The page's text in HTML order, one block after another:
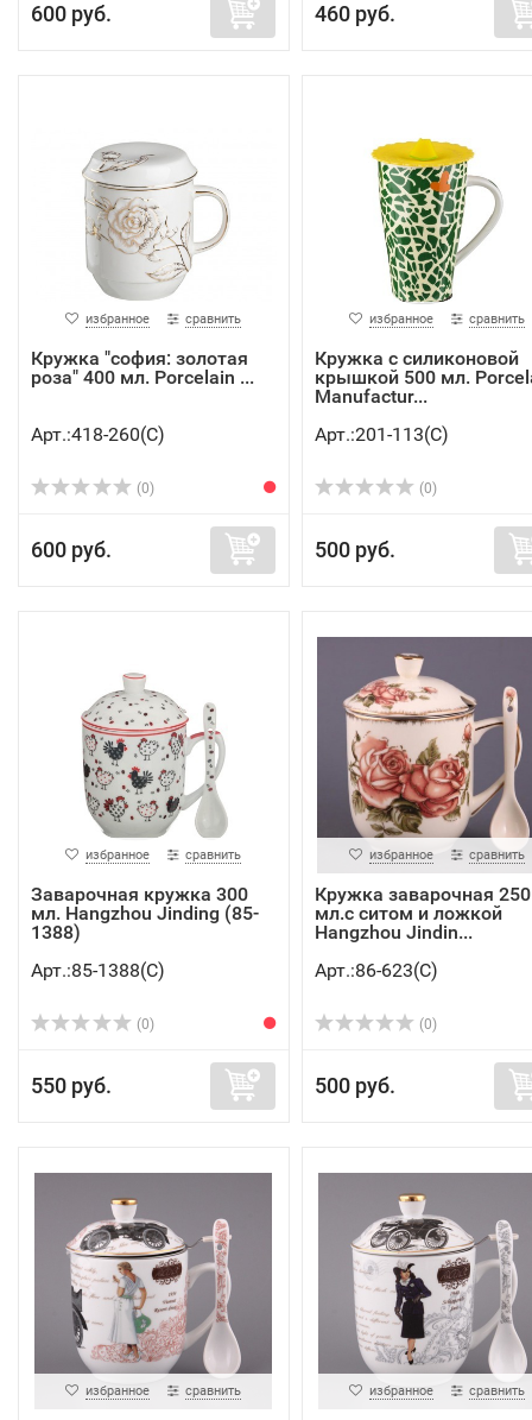
600 руб. 460 руб.
избранное сравнить
Кружка "софия: золотая
роза" 400 мл. Porcelain ...
Арт.:418-260(C)
(0)
600 руб.
избранное сравнить
Кружка с силиконовой
крышкой 500 мл.
Manufactur...
Арт.:201-113(C)
(0)
500 руб.
избранное сравнить
Заварочная кружка 300
мл. Hangzhou Jinding (85-
1388)
Арт.:85-1388(C)
(0)
550 руб.
избранное сравнить
Кружка заварочная 250
мл.с ситом и ложкой
Hangzhou Jindin...
Арт.:86-623(C)
(0)
500 руб.
избранное сравнить избранное сравнить